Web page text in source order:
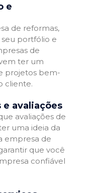
e
de reformas,
portfólio e
de
ter um
projetos bem-
cliente.
avaliações
avaliações de
uma ideia da
empresa de
que você
confiável